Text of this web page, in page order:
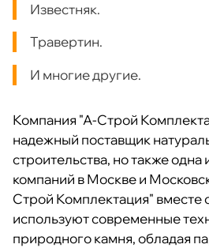
Известняк.
Травертин.
И многие другие.
Компания "А-Строй
надежный поставщик
строительства, но также
компаний в Москве и
Строй Комплектация" вместе
используют современные
природного камня, обладая